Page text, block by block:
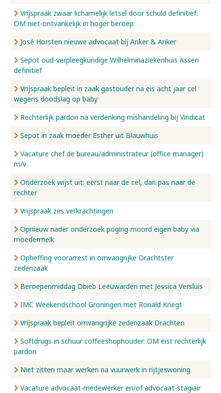
Vrijspraak zwaar lichamelijk letsel door schuld definitief:
OM niet-ontvankelijk in hoger beroep
José Horsten nieuwe advocaat bij Anker & Anker
Sepot oud-verpleegkundige Wilhelminaziekenhuis Assen
definitief
Vrijspraak bepleit in zaak gastouder na eis acht jaar cel
wegens doodslag op baby
Rechterlijk pardon na verdenking mishandeling bij Vindicat
Sepot in zaak moeder Esther uit Blauwhuis
Vacature chef de bureau/administrateur (office manager)
m/v
Onderzoek wijst uit: eerst naar de cel, dan pas naar de
rechter
Vrijspraak zes verkrachtingen
Opnieuw nader onderzoek poging moord eigen baby via
moedermelk
Opheffing voorarrest in omvangrijke Drachtster
zedenzaak
Beroepenmiddag Dbieb Leeuwarden met Jessica Versluis
IMC Weekendschool Groningen met Ronald Knegt
Vrijspraak bepleit omvangrijke zedenzaak Drachten
Softdrugs in schuur coffeeshophouder: OM eist rechterlijk
pardon
Niet zitten maar werken na vuurwerk in rijtjeswoning
Vacature advocaat-medewerker en/of advocaat-stagiair